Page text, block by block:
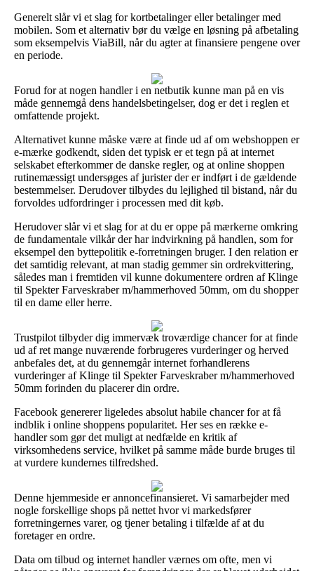
Generelt slår vi et slag for kortbetalinger eller betalinger med
mobilen. Som et alternativ bør du vælge en løsning på afbetaling
som eksempelvis ViaBill, når du agter at finansiere pengene over
en periode.
Forud for at nogen handler i en netbutik kunne man på en vis
måde gennemgå dens handelsbetingelser, dog er det i reglen et
omfattende projekt.
Alternativet kunne måske være at finde ud af om webshoppen er
e-mærke godkendt, siden det typisk er et tegn på at internet
selskabet efterkommer de danske regler, og at online shoppen
rutinemæssigt undersøges af jurister der er indført i de gældende
bestemmelser. Derudover tilbydes du lejlighed til bistand, når du
forvoldes udfordringer i processen med dit køb.
Herudover slår vi et slag for at du er oppe på mærkerne omkring
de fundamentale vilkår der har indvirkning på handlen, som for
eksempel den byttepolitik e-forretningen bruger. I den relation er
det samtidig relevant, at man stadig gemmer sin ordrekvittering,
således man i fremtiden vil kunne dokumentere ordren af Klinge
til Spekter Farveskraber m/hammerhoved 50mm, om du shopper
til en dame eller herre.
Trustpilot tilbyder dig immervæk troværdige chancer for at finde
ud af ret mange nuværende forbrugeres vurderinger og herved
anbefales det, at du gennemgår internet forhandlerens
vurderinger af Klinge til Spekter Farveskraber m/hammerhoved
50mm forinden du placerer din ordre.
Facebook genererer ligeledes absolut habile chancer for at få
indblik i online shoppens popularitet. Her ses en række e-
handler som gør det muligt at nedfælde en kritik af
virksomhedens service, hvilket på samme måde burde bruges til
at vurdere kundernes tilfredshed.
Denne hjemmeside er annoncefinansieret. Vi samarbejder med
nogle forskellige shops på nettet hvor vi markedsfører
forretningernes varer, og tjener betaling i tilfælde af at du
foretager en ordre.
Data om tilbud og internet handler værnes om ofte, men vi